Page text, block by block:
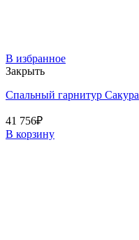
В избранное
Закрыть
Спальный гарнитур Сакура
41 756₽
В корзину